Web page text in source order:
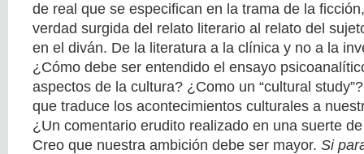
de real que se especifican en la trama de la
verdad surgida del relato literario al relato del
en el diván. De la literatura a la clínica y no a la
¿Cómo debe ser entendido el ensayo
aspectos de la cultura? ¿Como un “cultural
que traduce los acontecimientos culturales a
¿Un comentario erudito realizado en una suerte
Creo que nuestra ambición debe ser mayor. Si